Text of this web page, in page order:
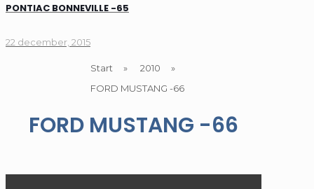
PONTIAC BONNEVILLE -65
22 december, 2015
Start » 2010
»
FORD MUSTANG -66
FORD MUSTANG -66